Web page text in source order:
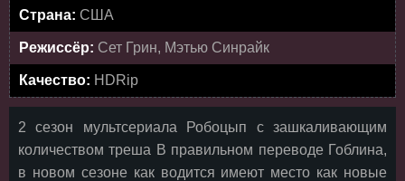
Страна: США
Режиссёр: Сет Грин, Мэтью Синрайк
Качество: HDRip
2 сезон мультсериала Робоцып с зашкаливающим
количеством треша В правильном переводе Гоблина,
в новом сезоне как водится имеют место как новые